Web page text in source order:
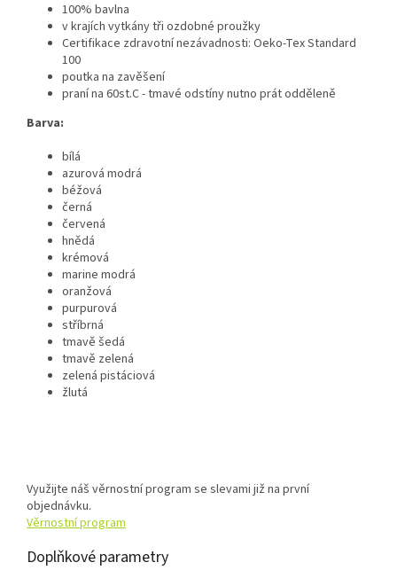
100% bavlna
v krajích vytkány tři ozdobné proužky
Certifikace zdravotní nezávadnosti: Oeko-Tex Standard
100
poutka na zavěšení
praní na 60st.C - tmavé odstíny nutno prát odděleně
Barva:
bílá
azurová modrá
béžová
černá
červená
hnědá
krémová
marine modrá
oranžová
purpurová
stříbrná
tmavě šedá
tmavě zelená
zelená pistáciová
žlutá
Využijte náš věrnostní program se slevami již na první
objednávku.
Věrnostní program
Doplňkové parametry